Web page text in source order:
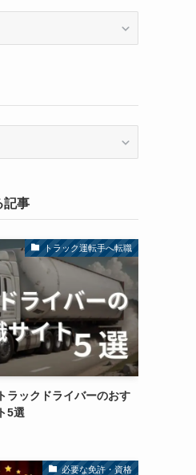
記事
トラック運転手へ転職
ラックドライバーのおす
5選
必要な免許・資格